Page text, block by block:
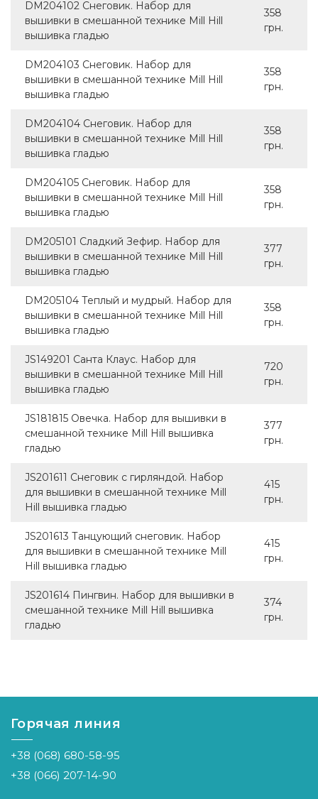
DM204102 Снеговик. Набор для
вышивки в смешанной технике Mill Hill
вышивка гладью
358
грн.
DM204103 Снеговик. Набор для
вышивки в смешанной технике Mill Hill
вышивка гладью
358
грн.
DM204104 Снеговик. Набор для
вышивки в смешанной технике Mill Hill
вышивка гладью
358
грн.
DM204105 Снеговик. Набор для
вышивки в смешанной технике Mill Hill
вышивка гладью
358
грн.
DM205101 Сладкий Зефир. Набор для
вышивки в смешанной технике Mill Hill
вышивка гладью
377
грн.
DM205104 Теплый и мудрый. Набор для
вышивки в смешанной технике Mill Hill
вышивка гладью
358
грн.
JS149201 Санта Клаус. Набор для
вышивки в смешанной технике Mill Hill
вышивка гладью
720
грн.
JS181815 Овечка. Набор для вышивки в
смешанной технике Mill Hill вышивка
гладью
377
грн.
JS201611 Снеговик с гирляндой. Набор
для вышивки в смешанной технике Mill
Hill вышивка гладью
415
грн.
JS201613 Танцующий снеговик. Набор
для вышивки в смешанной технике Mill
Hill вышивка гладью
415
грн.
JS201614 Пингвин. Набор для вышивки в
смешанной технике Mill Hill вышивка
гладью
374
грн.
Горячая линия
+38 (068) 680-58-95
+38 (066) 207-14-90